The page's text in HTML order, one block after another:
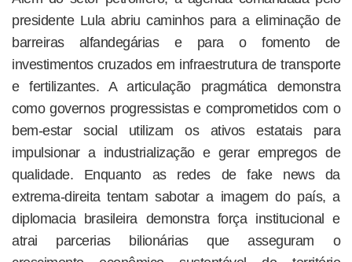
presidente Lula abriu caminhos para a eliminação de
barreiras alfandegárias e para o fomento de
investimentos cruzados em infraestrutura de transporte
e fertilizantes. A articulação pragmática demonstra
como governos progressistas e comprometidos com o
bem-estar social utilizam os ativos estatais para
impulsionar a industrialização e gerar empregos de
qualidade. Enquanto as redes de fake news da
extrema-direita tentam sabotar a imagem do país, a
diplomacia brasileira demonstra força institucional e
atrai parcerias bilionárias que asseguram o